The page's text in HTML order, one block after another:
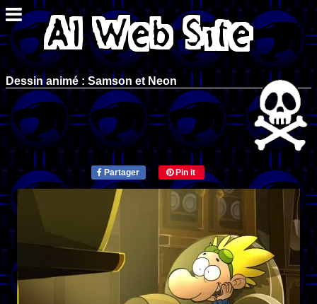
Dessin animé : Samson et Neon
Partager Pin it